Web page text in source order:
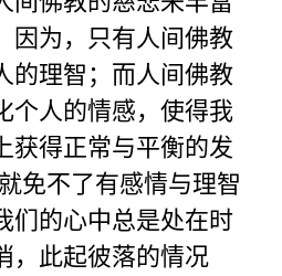
因为，只有人间佛教
的理智；而人间佛教
个人的情感，使得我
获得正常与平衡的发
免不了有感情与理智
们的心中总是处在时
，此起彼落的情况